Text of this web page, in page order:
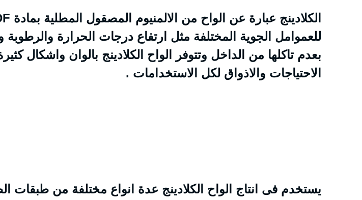
للعموامل الجوية المختلفة مثل ارتفاع درجات الحرارة والرطوبة
بعدم تاكلها من الداخل وتتوفر الواح الكلادينج بالوان واشكال
الاحتياجات والاذواق لكل الاستخدامات .
يستخدم فى انتاج الواح الكلادينج عدة انواع مختلفة من طبقات